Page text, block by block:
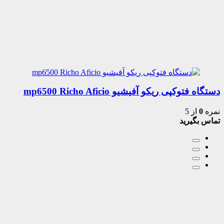
دستگاه فتوکپی ریکو آفیشیو mp6500 Richo Aficio
نمره 0 از 5
تماس بگیرید